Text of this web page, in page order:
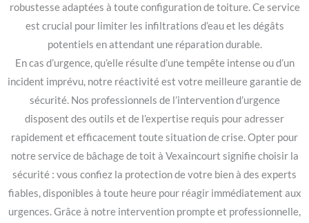
robustesse adaptées à toute configuration de toiture. Ce service
est crucial pour limiter les infiltrations d’eau et les dégâts
potentiels en attendant une réparation durable.
En cas d’urgence, qu’elle résulte d’une tempête intense ou d’un
incident imprévu, notre réactivité est votre meilleure garantie de
sécurité. Nos professionnels de l’intervention d’urgence
disposent des outils et de l’expertise requis pour adresser
rapidement et efficacement toute situation de crise. Opter pour
notre service de bâchage de toit à Vexaincourt signifie choisir la
sécurité : vous confiez la protection de votre bien à des experts
fiables, disponibles à toute heure pour réagir immédiatement aux
urgences. Grâce à notre intervention prompte et professionnelle,